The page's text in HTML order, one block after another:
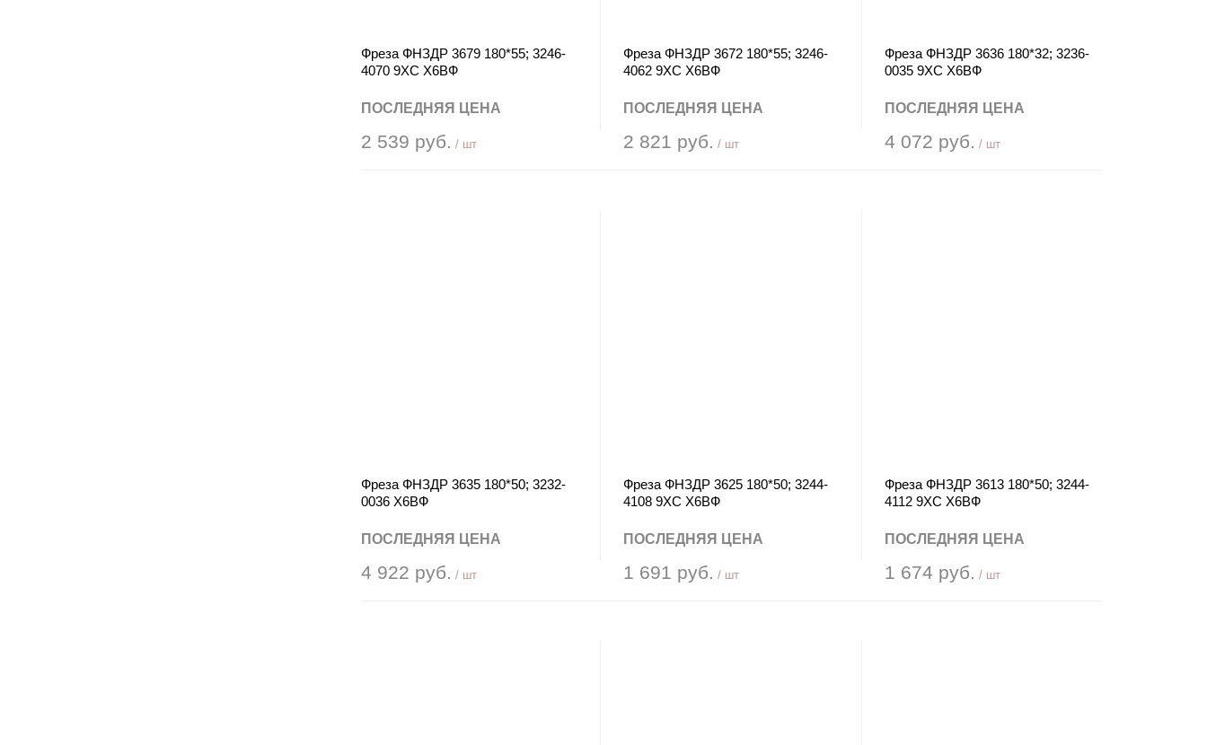
Фреза ФНЗДР 3679 180*55; 3246-
4070 9ХС Х6ВФ
ПОСЛЕДНЯЯ ЦЕНА
2 539 руб. / шт
Фреза ФНЗДР 3672 180*55; 3246-
4062 9ХС Х6ВФ
ПОСЛЕДНЯЯ ЦЕНА
2 821 руб. / шт
Фреза ФНЗДР 3636 180*32; 3236-
0035 9ХС Х6ВФ
ПОСЛЕДНЯЯ ЦЕНА
4 072 руб. / шт
Фреза ФНЗДР 3635 180*50; 3232-
0036 Х6ВФ
ПОСЛЕДНЯЯ ЦЕНА
4 922 руб. / шт
Фреза ФНЗДР 3625 180*50; 3244-
4108 9ХС Х6ВФ
ПОСЛЕДНЯЯ ЦЕНА
1 691 руб. / шт
Фреза ФНЗДР 3613 180*50; 3244-
4112 9ХС Х6ВФ
ПОСЛЕДНЯЯ ЦЕНА
1 674 руб. / шт